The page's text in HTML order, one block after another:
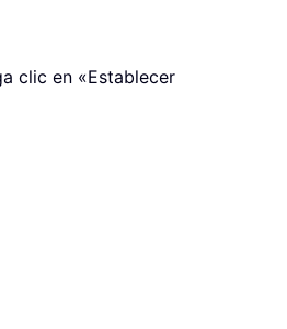
clic en «Establecer